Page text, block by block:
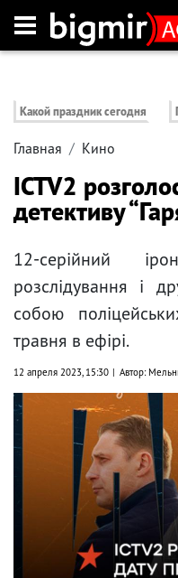
Какой праздник сегодня
Главная Кино
ICTV2
детективу
12-серійний
розслідування і
собою
травня в ефірі.
12 апреля 2023, 15:30 Автор: